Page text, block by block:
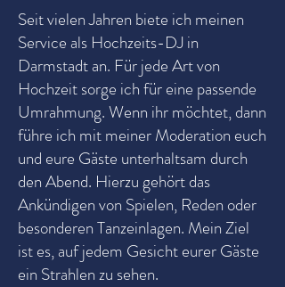
Seit vielen Jahren biete ich meinen
Service als Hochzeits-DJ in
Darmstadt an. Für jede Art von
Hochzeit sorge ich für eine passende
Umrahmung. Wenn ihr möchtet, dann
führe ich mit meiner Moderation euch
und eure Gäste unterhaltsam durch
den Abend. Hierzu gehört das
Ankündigen von Spielen, Reden oder
besonderen Tanzeinlagen. Mein Ziel
ist es, auf jedem Gesicht eurer Gäste
ein Strahlen zu sehen.